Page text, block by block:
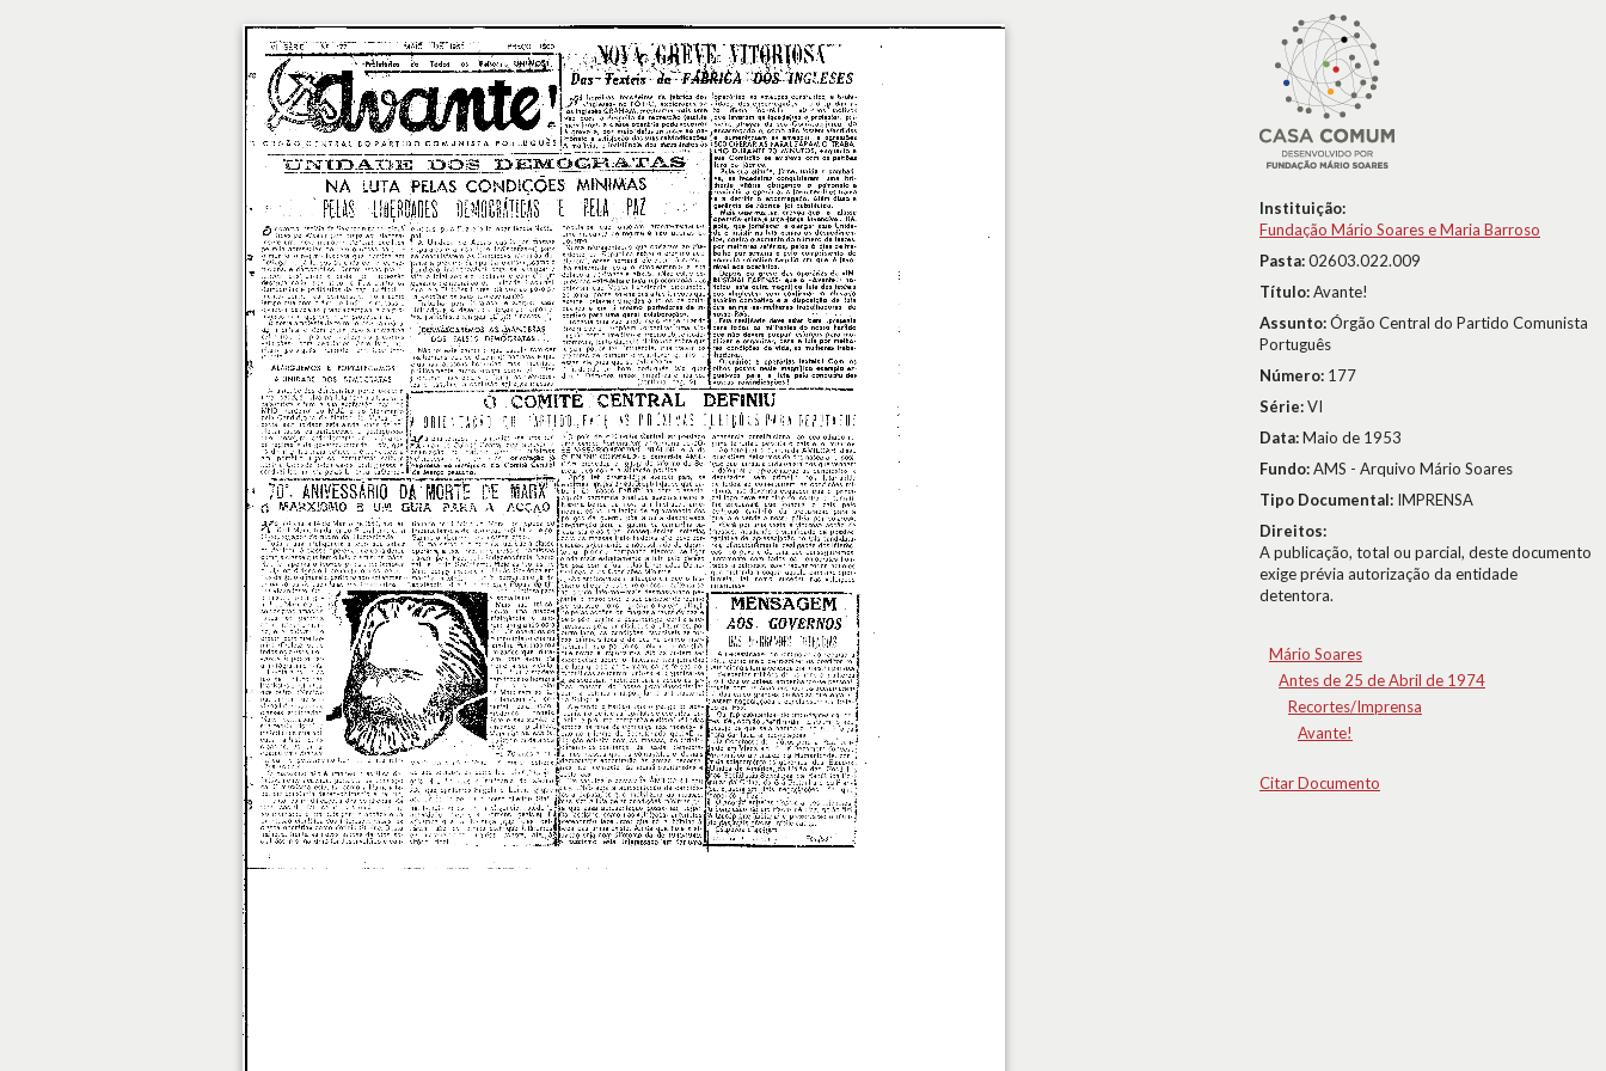
Instituição:
Fundação Mário Soares e Maria Barroso
Pasta:02603.022.009
Título:Avante!
Assunto:Órgão Central do Partido Comunista
Português
Número: 177
Série:VI
Data:Maio de 1953
Fundo:AMS - Arquivo Mário Soares
Tipo Documental: IMPRENSA
Direitos:
A publicação, total ou parcial, deste documento
exige prévia autorização da entidade
detentora.
Mário Soares
Antes de 25 de Abril de 1974
Recortes/Imprensa
Avante!
Citar Documento